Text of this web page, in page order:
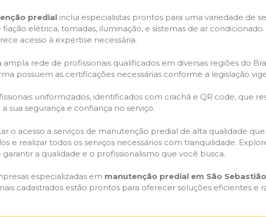
predial inclui especialistas prontos para uma variedade de
elétrica, tomadas, iluminação, e sistemas de ar
acesso à expertise necessária.
rede de profissionais qualificados em diversas regiões do
possuem as certificações necessárias conforme a legislação
uniformizados, identificados com crachá e QR code, que
sua segurança e confiança no serviço.
o acesso a serviços de manutenção predial de alta qualidade
e realizar todos os serviços necessários com tranquilidade.
a qualidade e o profissionalismo que você busca.
especializadas em manutenção predial em São
cadastrados estão prontos para oferecer soluções eficientes e